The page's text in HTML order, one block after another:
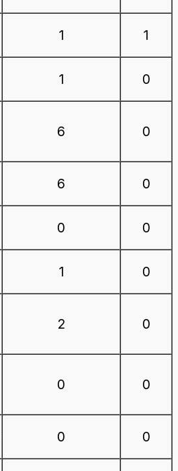
1 1
1 0
6 0
6 0
0 0
1 0
2 0
0 0
0 0